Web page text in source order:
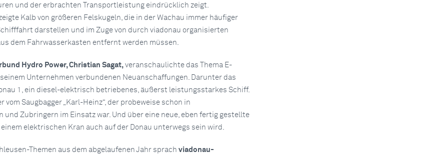
und der erbrachten Transportleistung eindrücklich zeigt.
Kalb von größeren Felskugeln, die in der Wachau immer häufiger
darstellen und im Zuge von durch viadonau organisierten
dem Fahrwasserkasten entfernt werden müssen.
Hydro Power, Christian Sagat,veranschaulichte das Thema E-
Unternehmen verbundenen Neuanschaffungen. Darunter das
1, ein diesel-elektrisch betriebenes, äußerst leistungsstarkes Schiff.
vom Saugbagger „Karl-Heinz“, der probeweise schon in
und Zubringern im Einsatz war. Und über eine neue, eben fertig gestellte
elektrischen Kran auch auf der Donau unterwegs sein wird.
Themen aus dem abgelaufenen Jahr sprach viadonau-